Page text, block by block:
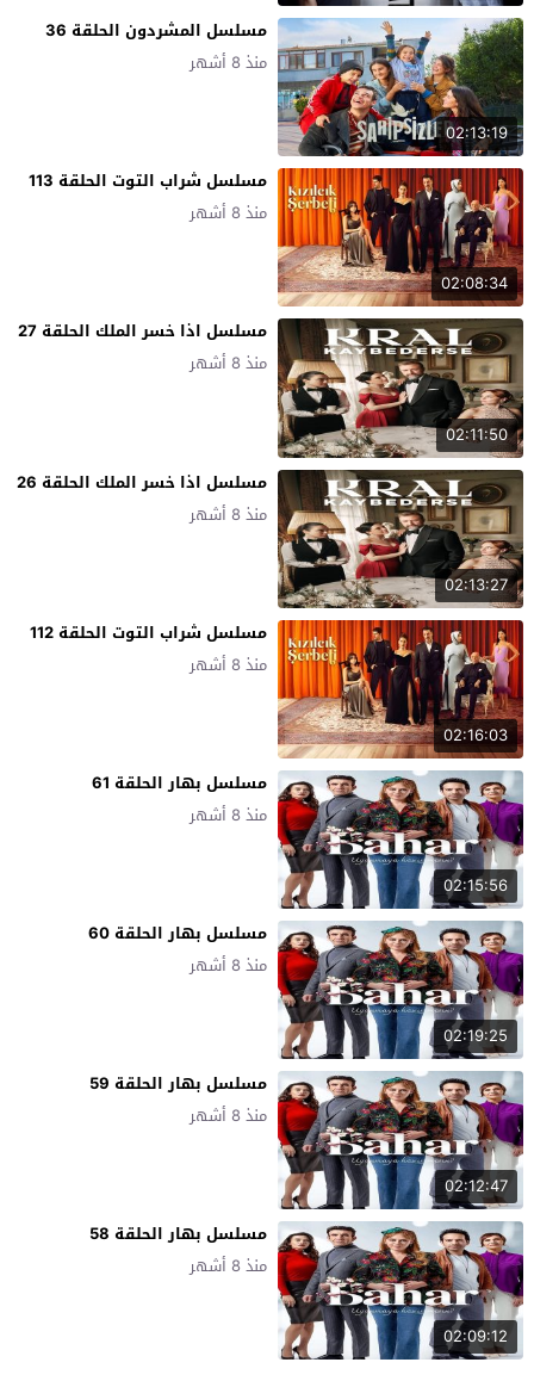
02:13:19
مسلسل المشردون الحلقة 36
منذ 8 أشهر
02:08:34
مسلسل شراب التوت الحلقة 113
منذ 8 أشهر
02:11:50
مسلسل اذا خسر الملك الحلقة 27
منذ 8 أشهر
02:13:27
مسلسل اذا خسر الملك الحلقة 26
منذ 8 أشهر
02:16:03
مسلسل شراب التوت الحلقة 112
منذ 8 أشهر
02:15:56
مسلسل بهار الحلقة 61
منذ 8 أشهر
02:19:25
مسلسل بهار الحلقة 60
منذ 8 أشهر
02:12:47
مسلسل بهار الحلقة 59
منذ 8 أشهر
02:09:12
مسلسل بهار الحلقة 58
منذ 8 أشهر